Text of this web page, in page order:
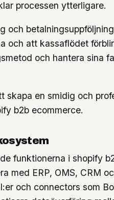
processen ytterligare.
och
och att kassaflödet
och hantera sina
skapa en smidig och
b2b ecommerce.
funktionerna i shopify
med ERP, OMS, CRM
och connectors som